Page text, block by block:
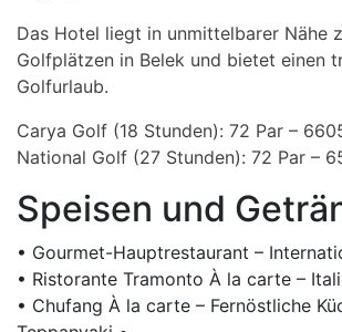
Das Hotel liegt in unmittelbarer Nähe
Golfplätzen in Belek und bietet einen
Golfurlaub.
Carya Golf (18 Stunden): 72 Par –
National Golf (27 Stunden): 72 Par –
Speisen und
• Gourmet-Hauptrestaurant –
• Ristorante Tramonto À la carte –
• Chufang À la carte – Fernöstliche